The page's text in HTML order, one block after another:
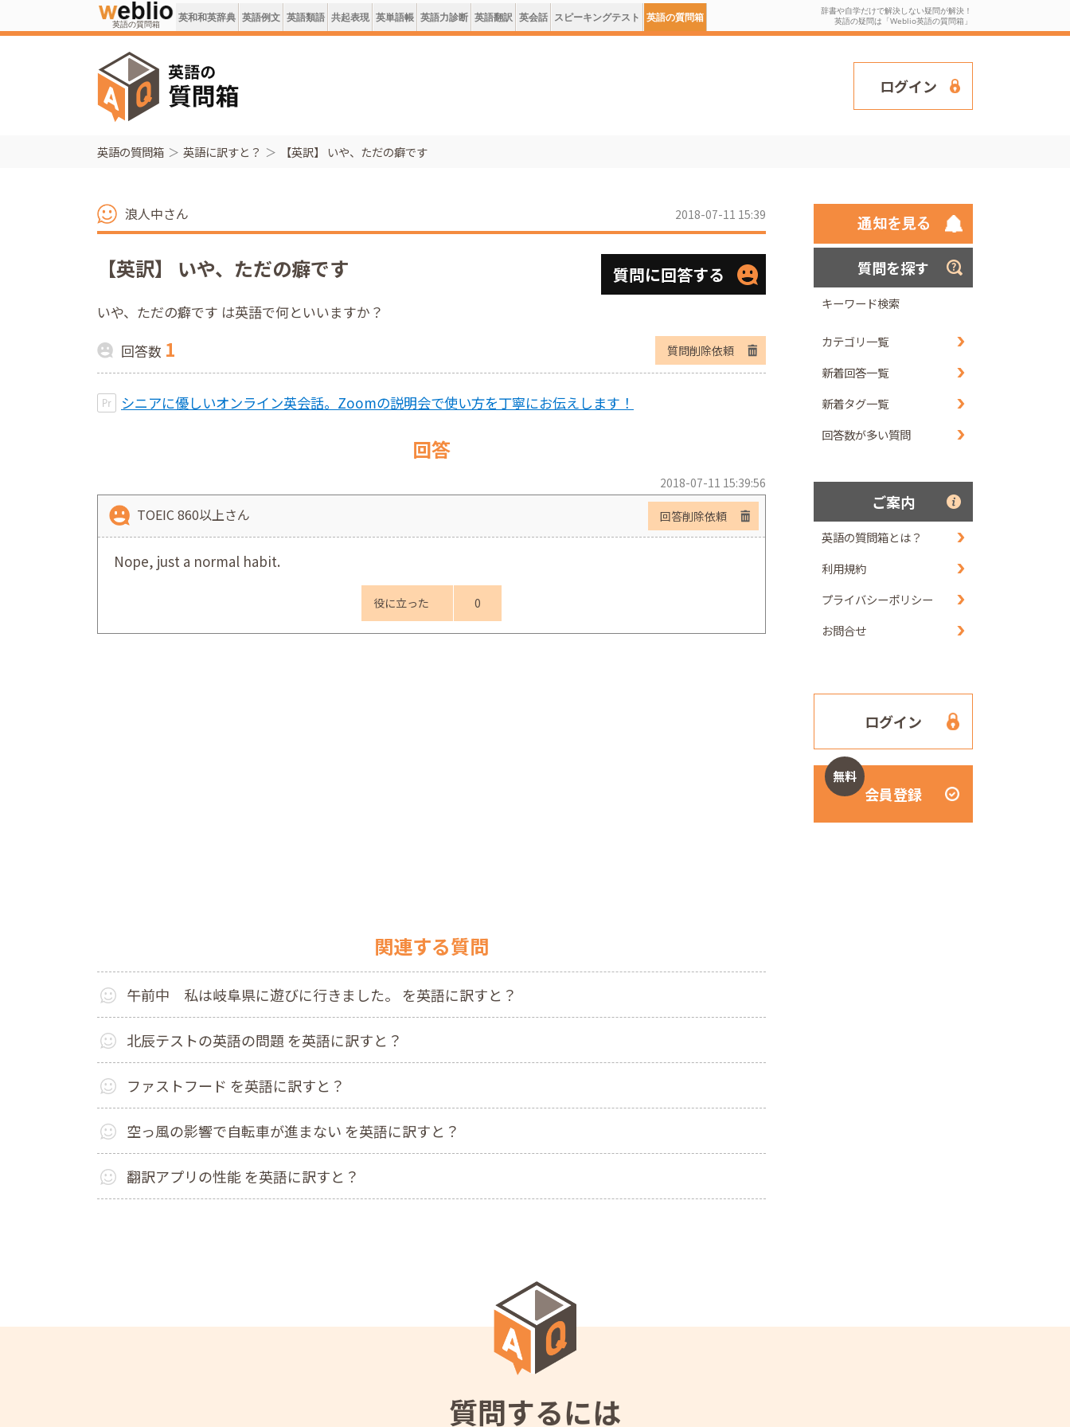
英語の質問箱 英和和英辞典 英語例文 英語類語 共起表現 英単語帳 英語力診断 英語翻訳 英会話 スピーキングテスト 英語の質問箱
辞書や自学だけで解決しない疑問が解決！
英語の疑問は「Weblio英語の質問箱」
ログイン
英語の質問箱 英語に訳すと？ 【英訳】 いや、ただの癖です
浪人中さん 2018-07-11 15:39
【英訳】 いや、ただの癖です 質問に回答する
いや、ただの癖です は英語で何といいますか？
回答数 1 質問削除依頼
シニアに優しいオンライン英会話。Zoomの説明会で使い方を丁寧にお伝えします！
回答
2018-07-11 15:39:56
TOEIC 860以上さん 回答削除依頼
Nope, just a normal habit.
役に立った 0
関連する質問
午前中 私は岐阜県に遊びに行きました。 を英語に訳すと？
北辰テストの英語の問題 を英語に訳すと？
ファストフード を英語に訳すと？
空っ風の影響で自転車が進まない を英語に訳すと？
翻訳アプリの性能 を英語に訳すと？
質問を探す
キーワード検索
カテゴリ一覧
新着回答一覧
新着タグ一覧
回答数が多い質問
ご案内
英語の質問箱とは？
利用規約
プライバシーポリシー
お問合せ
ログイン
無料
会員登録
質問するには